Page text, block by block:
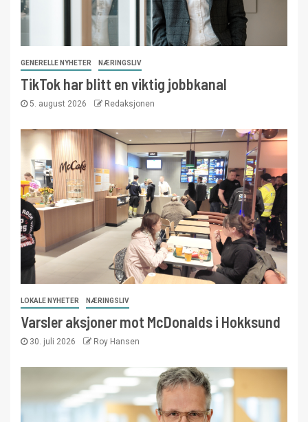
GENERELLE NYHETER NÆRINGSLIV
TikTok har blitt en viktig jobbkanal
5. august 2026 Redaksjonen
LOKALE NYHETER NÆRINGSLIV
Varsler aksjoner mot McDonalds i Hokksund
30. juli 2026 Roy Hansen